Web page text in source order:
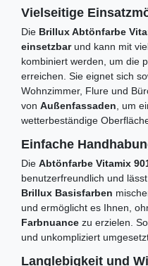
Vielseitige
Die Brillux Abtönfarbe
einsetzbarund kann mit
kombiniert werden, um die
erreichen. Sie eignet sich
Wohnzimmer, Flure und
von Außenfassaden , um
wetterbeständige
Einfache
Die Abtönfarbe Vitamix
benutzerfreundlich und
Brillux Basisfarben
und ermöglicht es Ihnen,
Farbnuance zu erzielen.
und unkompliziert
Langlebigkeit und